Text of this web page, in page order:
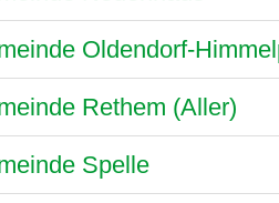
Oldendorf-
Rethem (Aller)
Spelle